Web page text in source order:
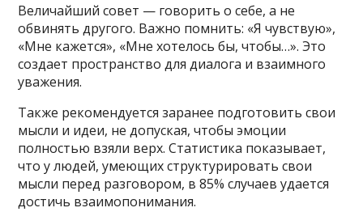
Величайший совет — говорить о себе, а не
обвинять другого. Важно помнить: «Я чувствую»,
«Мне кажется», «Мне хотелось бы, чтобы…». Это
создает пространство для диалога и взаимного
уважения.
Также рекомендуется заранее подготовить свои
мысли и идеи, не допуская, чтобы эмоции
полностью взяли верх. Статистика показывает,
что у людей, умеющих структурировать свои
мысли перед разговором, в 85% случаев удается
достичь взаимопонимания.